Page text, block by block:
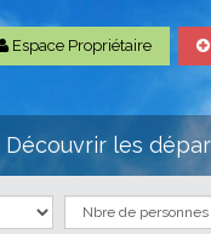
Espace Propriétaire
Découvrir les